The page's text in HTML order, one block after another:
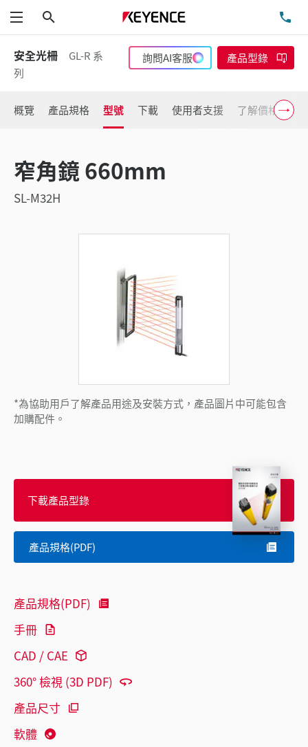
功能表
安全光柵
GL-R 系
列
詢問AI客服 產品型錄
概覽 產品規格 型號 下載 使用者支援 了解價格
窄角鏡 660mm
SL-M32H
*為協助用戶了解產品用途及安裝方式，產品圖片中可能包含
加購配件。
下載產品型錄
產品規格(PDF)
產品規格(PDF)
手冊
CAD / CAE
360° 檢視 (3D PDF)
產品尺寸
軟體